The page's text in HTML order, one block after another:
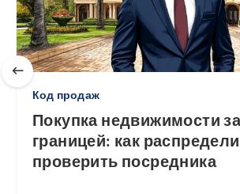
Код продаж
Покупка недвижимости
границей: как
проверить посредника